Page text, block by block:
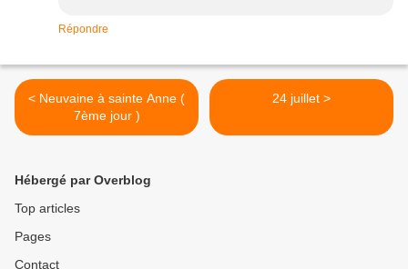
Répondre
< Neuvaine à sainte Anne (
7ème jour )
24 juillet >
Hébergé par Overblog
Top articles
Pages
Contact